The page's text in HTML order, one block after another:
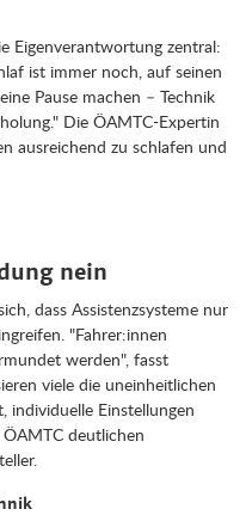
Eigenverantwortung zentral:
ist immer noch, auf seinen
Pause machen – Technik
Die ÖAMTC-Expertin
ausreichend zu schlafen und
nein
dass Assistenzsysteme nur
"Fahrer:innen
werden", fasst
viele die uneinheitlichen
individuelle Einstellungen
deutlichen